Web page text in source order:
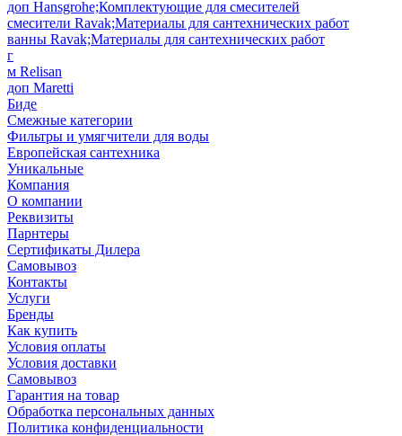
доп Hansgrohe;Комплектующие для смесителей
смесители Ravak;Материалы для сантехнических работ
ванны Ravak;Материалы для сантехнических работ
г
м Relisan
доп Maretti
Биде
Смежные категории
Фильтры и умягчители для воды
Европейская сантехника
Уникальные
Компания
О компании
Реквизиты
Парнтеры
Сертификаты Дилера
Самовывоз
Контакты
Услуги
Бренды
Как купить
Условия оплаты
Условия доставки
Самовывоз
Гарантия на товар
Обработка персональных данных
Политика конфиденциальности